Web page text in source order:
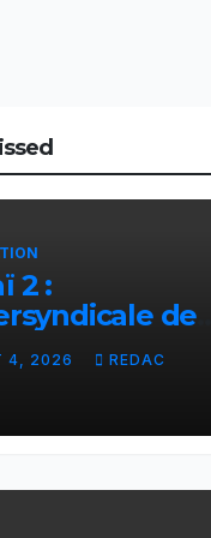
2 :
des
une
imposée
4, 2026 REDAC